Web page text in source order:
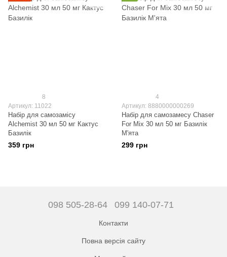
8
Артикул: 11022
Набір для самозамісу
Alchemist 30 мл 50 мг Кактус
Базилік
359 грн
4
Артикул: 8880000000269
Набір для самозамесу Chaser
For Mix 30 мл 50 мг Базилік
М'ята
299 грн
098 505-28-64 099 140-07-71
Контакти
Повна версія сайту